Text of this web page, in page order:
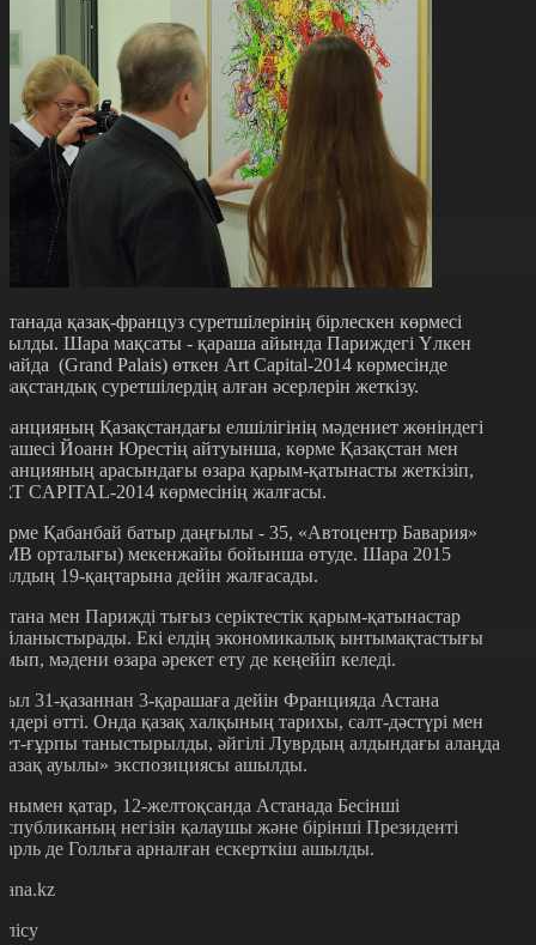
қазақ-француз суретшілерінің бірлескен көрмесі
Шара мақсаты - қараша айында Париждегі Үлкен
(Grand Palais) өткен Art Capital-2014 көрмесінде
суретшілердің алған әсерлерін жеткізу.
Қазақстандағы елшілігінің мәдениет жөніндегі
Йоанн Юрестің айтуынша, көрме Қазақстан мен
арасындағы өзара қарым-қатынасты жеткізіп,
CAPITAL-2014 көрмесінің жалғасы.
Қабанбай батыр даңғылы - 35, «Автоцентр Бавария»
орталығы) мекенжайы бойынша өтуде. Шара 2015
19-қаңтарына дейін жалғасады.
мен Парижді тығыз серіктестік қарым-қатынастар
Екі елдің экономикалық ынтымақтастығы
мәдени өзара әрекет ету де кеңейіп келеді.
31-қазаннан 3-қарашаға дейін Францияда Астана
өтті. Онда қазақ халқының тарихы, салт-дәстүрі мен
ғұрпы таныстырылды, әйгілі Луврдың алдындағы алаңда
ауылы» экспозициясы ашылды.
қатар, 12-желтоқсанда Астанада Бесінші
негізін қалаушы және бірінші Президенті
де Голльға арналған ескерткіш ашылды.